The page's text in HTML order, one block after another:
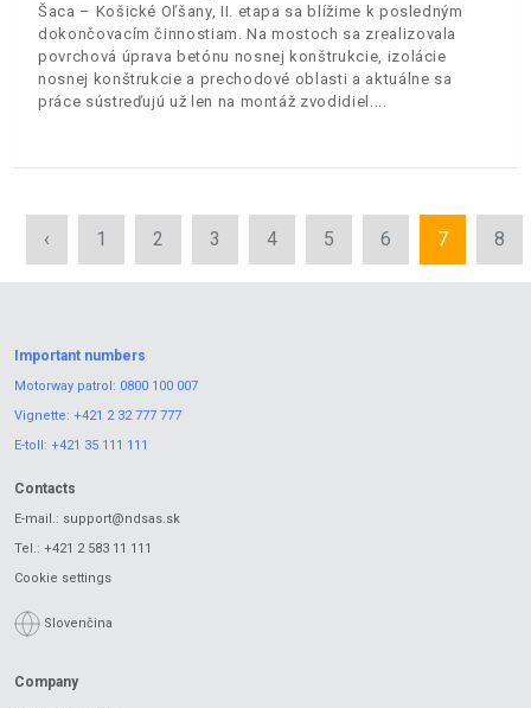
Šaca – Košické Oľšany, II. etapa sa blížime k posledným
dokončovacím činnostiam. Na mostoch sa zrealizovala
povrchová úprava betónu nosnej konštrukcie, izolácie
nosnej konštrukcie a prechodové oblasti a aktuálne sa
práce sústreďujú už len na montáž zvodidiel.
‹ 1 2 3 4 5 6 7 8
Important numbers
Motorway patrol: 0800 100 007
Vignette: +421 2 32 777 777
E-toll: +421 35 111 111
Contacts
E-mail.: support@ndsas.sk
Tel.: +421 2 583 11 111
Cookie settings
Slovenčina
Company